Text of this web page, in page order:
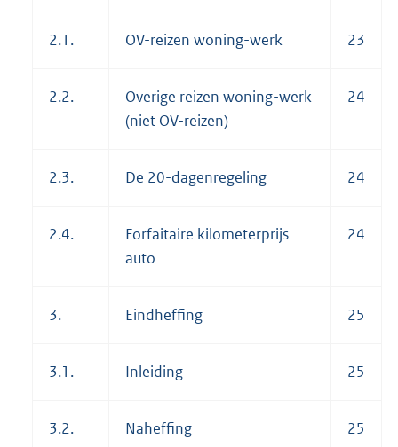
2.1. OV-reizen woning-werk 23
2.2.
Overige reizen woning-werk
(niet OV-reizen)
24
2.3. De 20-dagenregeling 24
2.4.
Forfaitaire kilometerprijs
auto
24
3. Eindheffing 25
3.1. Inleiding 25
3.2. Naheffing 25